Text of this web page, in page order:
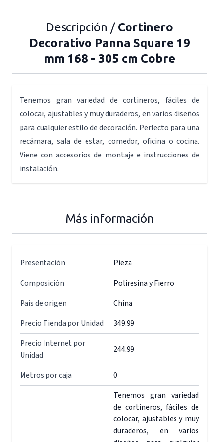
Descripción / Cortinero
Decorativo Panna Square 19
mm 168 - 305 cm Cobre
Tenemos gran variedad de cortineros, fáciles de
colocar, ajustables y muy duraderos, en varios diseños
para cualquier estilo de decoración. Perfecto para una
recámara, sala de estar, comedor, oficina o cocina.
Viene con accesorios de montaje e instrucciones de
instalación.
Más información
Presentación
Pieza
Composición
Poliresina y Fierro
País de origen
China
Precio Tienda por Unidad
349.99
Precio Internet por
Unidad
244.99
Metros por caja
0
Tenemos gran variedad
de cortineros, fáciles de
colocar, ajustables y muy
duraderos, en varios